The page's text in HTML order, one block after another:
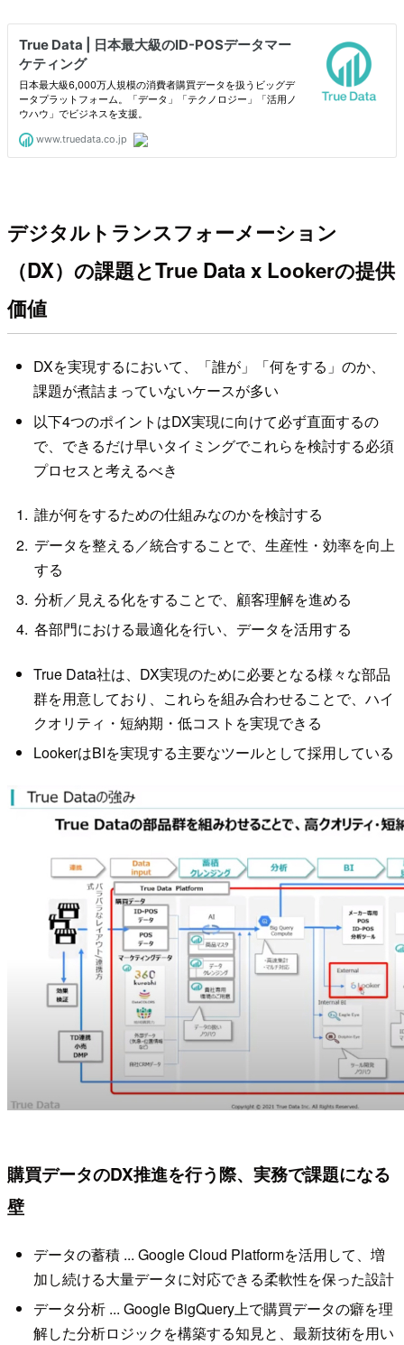
デジタルトランスフォーメーション
（DX）の課題とTrue Data x Lookerの提供
価値
DXを実現するにおいて、「誰が」「何をする」のか、
課題が煮詰まっていないケースが多い
以下4つのポイントはDX実現に向けて必ず直面するの
で、できるだけ早いタイミングでこれらを検討する必須
プロセスと考えるべき
誰が何をするための仕組みなのかを検討する
データを整える／統合することで、生産性・効率を向上
する
分析／見える化をすることで、顧客理解を進める
各部門における最適化を行い、データを活用する
True Data社は、DX実現のために必要となる様々な部品
群を用意しており、これらを組み合わせることで、ハイ
クオリティ・短納期・低コストを実現できる
LookerはBIを実現する主要なツールとして採用している
購買データのDX推進を行う際、実務で課題になる
壁
データの蓄積 ... Google Cloud Platformを活用して、増
加し続ける大量データに対応できる柔軟性を保った設計
データ分析 ... Google BigQuery上で購買データの癖を理
解した分析ロジックを構築する知見と、最新技術を用い